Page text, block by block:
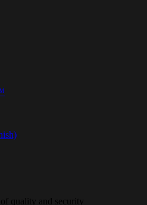
quality and security